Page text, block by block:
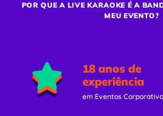
POR QUE A LIVE KARAOKE É A
MEU EVENTO?
18 anos de
experiência
em Eventos